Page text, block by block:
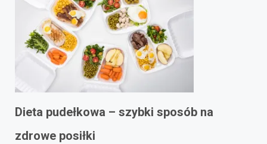
Dieta pudełkowa – szybki sposób na
zdrowe posiłki